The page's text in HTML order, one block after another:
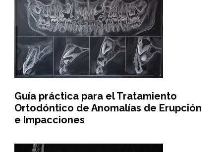
Guía práctica para el Tratamiento
Ortodóntico de Anomalías de Erupción
e Impacciones